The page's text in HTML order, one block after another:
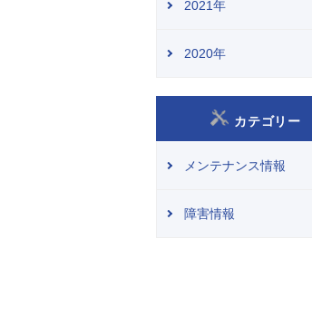
2021年
2020年
カテゴリー
メンテナンス情報
障害情報